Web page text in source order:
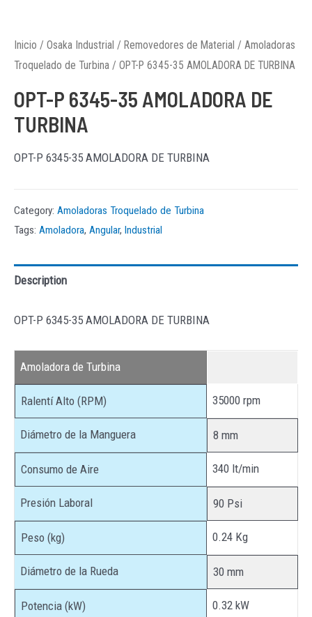
Inicio / Osaka Industrial / Removedores de Material / Amoladoras
Troquelado de Turbina / OPT-P 6345-35 AMOLADORA DE TURBINA
OPT-P 6345-35 AMOLADORA DE
TURBINA
OPT-P 6345-35 AMOLADORA DE TURBINA
Category: Amoladoras Troquelado de Turbina
Tags: Amoladora, Angular, Industrial
Description
OPT-P 6345-35 AMOLADORA DE TURBINA
Amoladora de Turbina
Ralentí Alto (RPM) 35000 rpm
Diámetro de la Manguera 8 mm
Consumo de Aire 340 lt/min
Presión Laboral 90 Psi
Peso (kg) 0.24 Kg
Diámetro de la Rueda 30 mm
Potencia (kW) 0.32 kW